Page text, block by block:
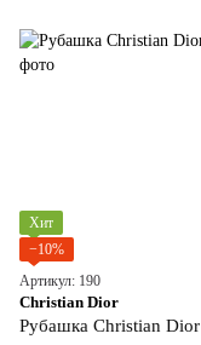
Хит
−10%
Артикул: 190
Christian Dior
Рубашка Christian Dior